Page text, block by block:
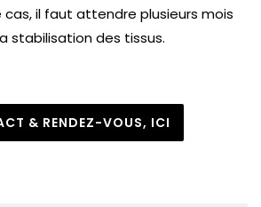
cas, il faut attendre plusieurs mois
stabilisation des tissus.
& RENDEZ-VOUS, ICI